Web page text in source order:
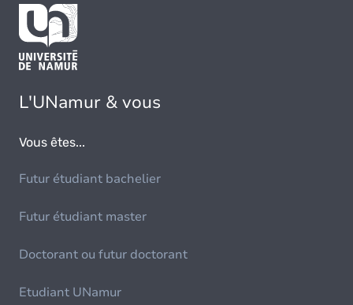
L'UNamur & vous
Vous êtes...
Futur étudiant bachelier
Futur étudiant master
Doctorant ou futur doctorant
Etudiant UNamur